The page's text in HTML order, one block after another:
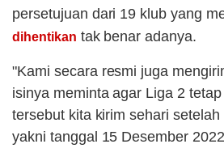
persetujuan dari 19 klub yang
dihentikan tak benar adanya.
"Kami secara resmi juga
isinya meminta agar Liga 2
tersebut kita kirim sehari
yakni tanggal 15 Desember